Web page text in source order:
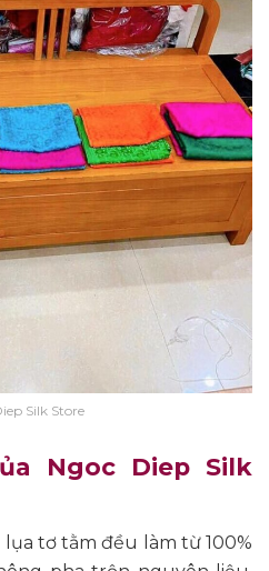
Silk Store
Ngoc Diep Silk
lụa tơ tằm đều làm từ 100%